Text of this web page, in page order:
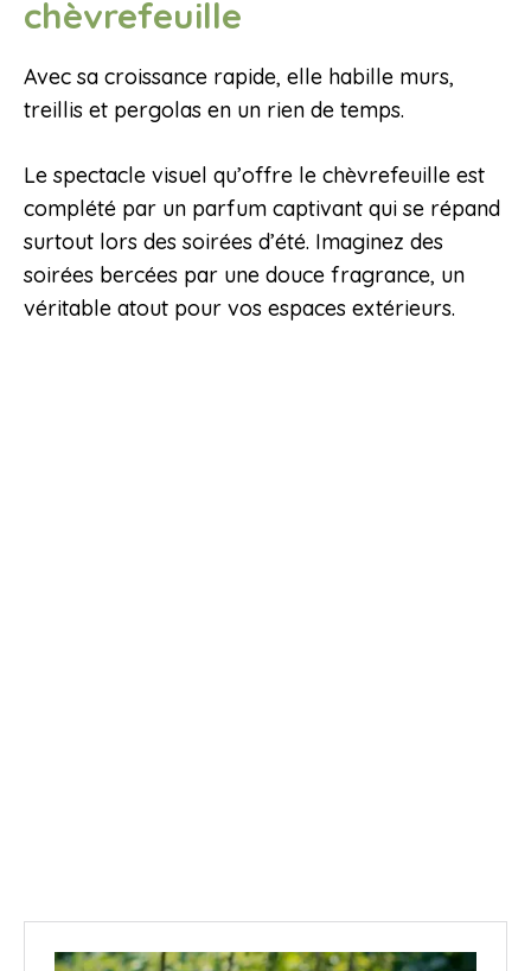
chèvrefeuille
Avec sa croissance rapide, elle habille murs,
treillis et pergolas en un rien de temps.
Le spectacle visuel qu’offre le chèvrefeuille est
complété par un parfum captivant qui se répand
surtout lors des soirées d’été. Imaginez des
soirées bercées par une douce fragrance, un
véritable atout pour vos espaces extérieurs.